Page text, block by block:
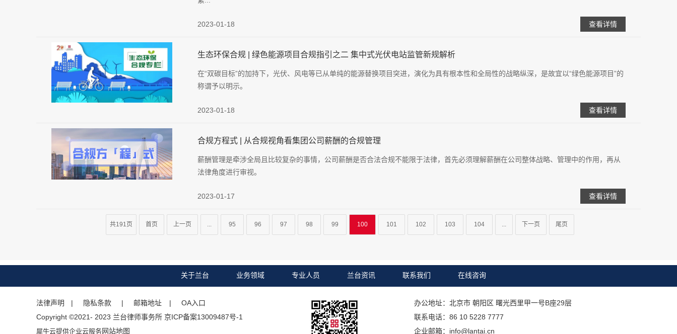
2023-01-18 查看详情
生态环保合规 | 绿色能源项目合规指引之二 集中式光伏电站监管新规解析
在“双碳目标”的加持下，光伏、风电等已从单纯的能源替换项目突进，演化为具有根本性和全局性的战略纵深，是故宜以“绿色能源项目”的
称谓予以明示。
2023-01-18 查看详情
合规方程式 | 从合规视角看集团公司薪酬的合规管理
薪酬管理是牵涉全局且比较复杂的事情，公司薪酬是否合法合规不能限于法律，首先必须理解薪酬在公司整体战略、管理中的作用，再从
法律角度进行审视。
2023-01-17 查看详情
共191页 首页 上一页 ... 95 96 97 98 99 100 101 102 103 104 ... 下一页 尾页
关于兰台 业务领域 专业人员 兰台资讯 联系我们 在线咨询
法律声明 | 隐私条款 | 邮箱地址
| OA入口
Copyright ©2021- 2023 兰台律师事务所 京ICP备案13009487号-1
犀牛云提供企业云服务网站地图
办公地址：北京市 朝阳区 曙光西里甲一号B座29层
联系电话：86 10 5228 7777
企业邮箱：info@lantai.cn